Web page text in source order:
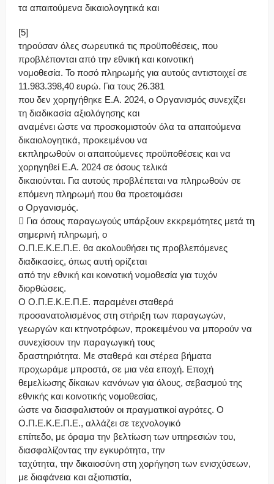
τα απαιτούμενα δικαιολογητικά και
[5]
τηρούσαν όλες σωρευτικά τις προϋποθέσεις, που
προβλέπονται από την εθνική και κοινοτική
νομοθεσία. Το ποσό πληρωμής για αυτούς αντιστοιχεί σε
11.983.398,40 ευρώ. Για τους 26.381
που δεν χορηγήθηκε Ε.Α. 2024, ο Οργανισμός συνεχίζει
τη διαδικασία αξιολόγησης και
αναμένει ώστε να προσκομιστούν όλα τα απαιτούμενα
δικαιολογητικά, προκειμένου να
εκπληρωθούν οι απαιτούμενες προϋποθέσεις και να
χορηγηθεί Ε.Α. 2024 σε όσους τελικά
δικαιούνται. Για αυτούς προβλέπεται να πληρωθούν σε
επόμενη πληρωμή που θα προετοιμάσει
ο Οργανισμός.
 Για όσους παραγωγούς υπάρξουν εκκρεμότητες μετά τη
σημερινή πληρωμή, ο
Ο.Π.Ε.Κ.Ε.Π.Ε. θα ακολουθήσει τις προβλεπόμενες
διαδικασίες, όπως αυτή ορίζεται
από την εθνική και κοινοτική νομοθεσία για τυχόν
διορθώσεις.
Ο Ο.Π.Ε.Κ.Ε.Π.Ε. παραμένει σταθερά
προσανατολισμένος στη στήριξη των παραγωγών,
γεωργών και κτηνοτρόφων, προκειμένου να μπορούν να
συνεχίσουν την παραγωγική τους
δραστηριότητα. Με σταθερά και στέρεα βήματα
προχωράμε μπροστά, σε μια νέα εποχή. Εποχή
θεμελίωσης δίκαιων κανόνων για όλους, σεβασμού της
εθνικής και κοινοτικής νομοθεσίας,
ώστε να διασφαλιστούν οι πραγματικοί αγρότες. Ο
Ο.Π.Ε.Κ.Ε.Π.Ε., αλλάζει σε τεχνολογικό
επίπεδο, με όραμα την βελτίωση των υπηρεσιών του,
διασφαλίζοντας την εγκυρότητα, την
ταχύτητα, την δικαιοσύνη στη χορήγηση των ενισχύσεων,
με διαφάνεια και αξιοπιστία,